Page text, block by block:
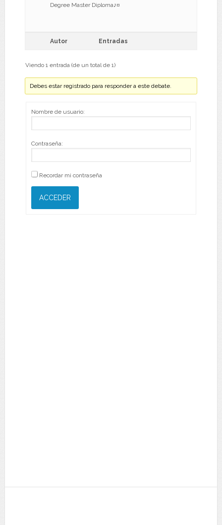
Degree Master Diploma♪¤
Autor Entradas
Viendo 1 entrada (de un total de 1)
Debes estar registrado para responder a este debate.
Nombre de usuario:
Contraseña:
Recordar mi contraseña
ACCEDER